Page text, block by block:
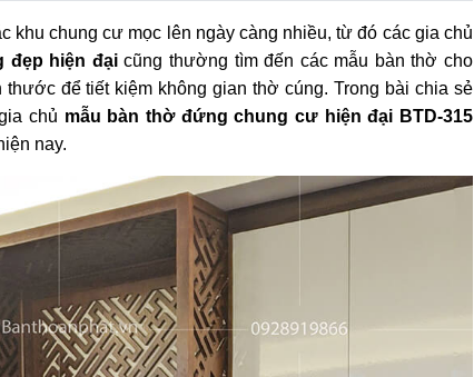
khu chung cư mọc lên ngày càng nhiều, từ đó các gia chủ
đẹp hiện đạicũng thường tìm đến các mẫu bàn thờ cho
để tiết kiệm không gian thờ cúng. Trong bài chia sẻ
chủ mẫu bàn thờ đứng chung cư hiện đại BTD-315
nay.